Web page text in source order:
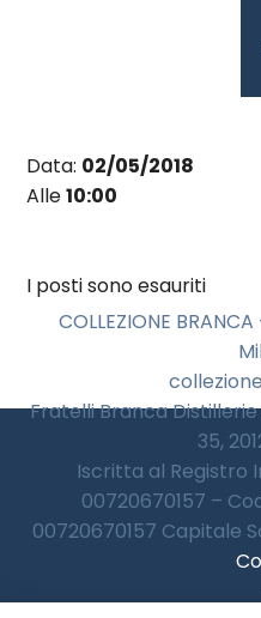
Data: 02/05/2018
Alle10:00
I posti sono esauriti
COLLEZIONE
Fratelli Branca
35,
Iscritta al Registro
00720670157 –
00720670157 Capitale